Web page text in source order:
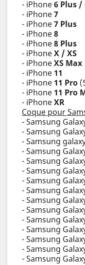
- iPhone6 Plus /
- iPhone7
- iPhone7 Plus
- iPhone8
- iPhone8 Plus
- iPhoneX / XS
- iPhoneXS Max
- iPhone 11
- iPhone 11 Pro
- iPhone 11 Pro
- iPhoneXR
Coque pour
- Samsung
- Samsung
- Samsung
- Samsung
- Samsung
- Samsung
- Samsung
- Samsung
- Samsung
- Samsung
- Samsung
- Samsung
- Samsung
- Samsung
- Samsung